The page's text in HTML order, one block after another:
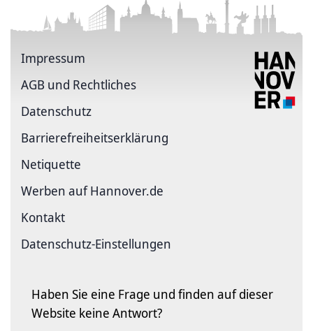
Impressum
AGB und Rechtliches
Datenschutz
Barriere­freiheits­erklärung
Netiquette
Werben auf Hannover.de
Kontakt
Datenschutz-Einstellungen
Haben Sie eine Frage und finden auf dieser
Website keine Antwort?